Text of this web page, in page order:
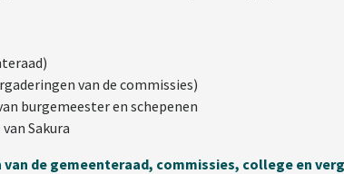
van de commissies)
burgemeester en schepenen
Sakura
de gemeenteraad, commissies, college en